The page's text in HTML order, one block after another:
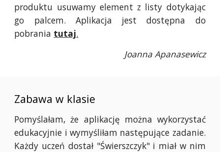
produktu usuwamy element z listy dotykając
go palcem. Aplikacja jest dostępna do
pobrania tutaj.
Joanna Apanasewicz
Zabawa w klasie
Pomyślałam, że aplikację można wykorzystać
edukacyjnie i wymyśliłam następujące zadanie.
Każdy uczeń dostał "Świerszczyk" i miał w nim